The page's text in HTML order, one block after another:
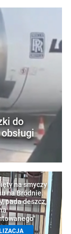
do
na smyczy
na Bródnie.
pada deszcz,